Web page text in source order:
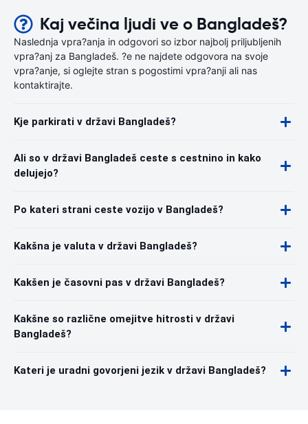
Kaj večina ljudi ve o Bangladeš?
Naslednja vpra?anja in odgovori so izbor najbolj priljubljenih
vpra?anj za Bangladeš. ?e ne najdete odgovora na svoje
vpra?anje, si oglejte stran s pogostimi vpra?anji ali nas
kontaktirajte.
Kje parkirati v državi Bangladeš?
Ali so v državi Bangladeš ceste s cestnino in kako
delujejo?
Po kateri strani ceste vozijo v Bangladeš?
Kakšna je valuta v državi Bangladeš?
Kakšen je časovni pas v državi Bangladeš?
Kakšne so različne omejitve hitrosti v državi
Bangladeš?
Kateri je uradni govorjeni jezik v državi Bangladeš?